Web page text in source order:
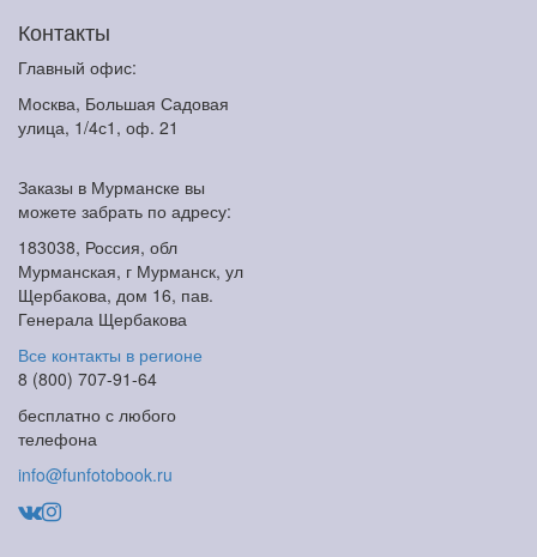
Контакты
Главный офис:
Москва, Большая Садовая
улица, 1/4с1, оф. 21
Заказы в Мурманске вы
можете забрать по адресу:
183038, Россия, обл
Мурманская, г Мурманск, ул
Щербакова, дом 16, пав.
Генерала Щербакова
Все контакты в регионе
8 (800) 707-91-64
бесплатно с любого
телефона
info@funfotobook.ru